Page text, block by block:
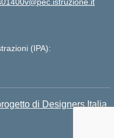
(IPA):
di Designers Italia